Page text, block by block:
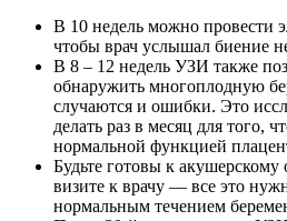
В 10 недель можно провести
чтобы врач услышал биение
В 8 – 12 недель УЗИ также
обнаружить многоплодную
случаются и ошибки. Это
делать раз в месяц для того,
нормальной функцией
Будьте готовы к
визите к врачу — все это
нормальным течением